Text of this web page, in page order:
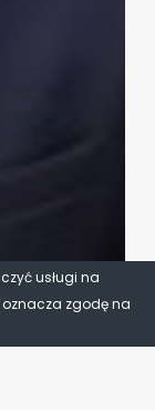
usługi na
oznacza zgodę na